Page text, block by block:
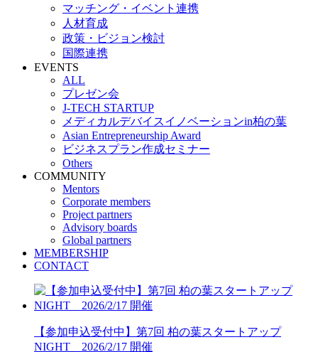
マッチング・イベント連携
人材育成
政策・ビジョン検討
国際連携
EVENTS
ALL
プレゼン会
J-TECH STARTUP
メディカルデバイスイノベーションin柏の葉
Asian Entrepreneurship Award
ビジネスプラン作成セミナー
Others
COMMUNITY
Mentors
Corporate members
Project partners
Advisory boards
Global partners
MEMBERSHIP
CONTACT
【参加申込受付中】第7回 柏の葉スタートアップ
NIGHT 2026/2/17 開催